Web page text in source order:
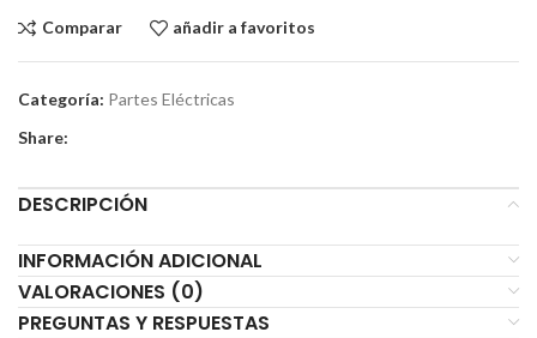
Comparar añadir a favoritos
Categoría: Partes Eléctricas
Share:
DESCRIPCIÓN
INFORMACIÓN ADICIONAL
VALORACIONES (0)
PREGUNTAS Y RESPUESTAS